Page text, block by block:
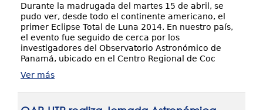
Contáctenos
Durante la madrugada del martes 15 de abril, se
pudo ver, desde todo el continente americano, el
primer Eclipse Total de Luna 2014. En nuestro país,
el evento fue seguido de cerca por los
investigadores del Observatorio Astronómico de
Panamá, ubicado en el Centro Regional de Coc
Ver más